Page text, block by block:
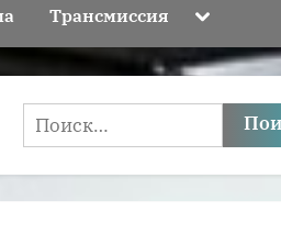
Трансмиссия Toggle
menu
Найти: